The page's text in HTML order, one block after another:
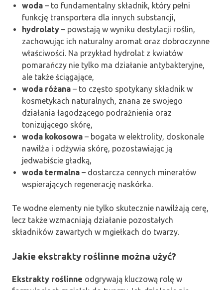
woda – to fundamentalny składnik, który pełni
funkcję transportera dla innych substancji,
hydrolaty – powstają w wyniku destylacji roślin,
zachowując ich naturalny aromat oraz dobroczynne
właściwości. Na przykład hydrolat z kwiatów
pomarańczy nie tylko ma działanie antybakteryjne,
ale także ściągające,
woda różana – to często spotykany składnik w
kosmetykach naturalnych, znana ze swojego
działania łagodzącego podrażnienia oraz
tonizującego skórę,
woda kokosowa – bogata w elektrolity, doskonale
nawilża i odżywia skórę, pozostawiając ją
jedwabiście gładką,
woda termalna – dostarcza cennych minerałów
wspierających regenerację naskórka.
Te wodne elementy nie tylko skutecznie nawilżają cerę,
lecz także wzmacniają działanie pozostałych
składników zawartych w mgiełkach do twarzy.
Jakie ekstrakty roślinne można użyć?
Ekstrakty roślinne odgrywają kluczową rolę w